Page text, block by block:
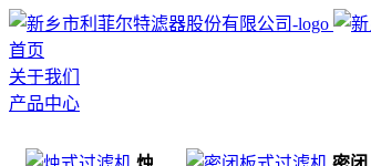
首页
关于我们
产品中心